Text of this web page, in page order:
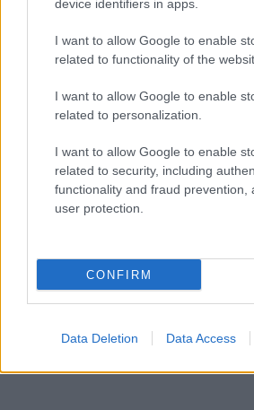
device identifiers in apps.
I want to allow Google to enable
related to functionality of the
I want to allow Google to enable
related to personalization.
I want to allow Google to enable
related to security, including
functionality and fraud prevention,
user protection.
CONFIRM
Data Deletion Data Access
napja eltűnt lányra